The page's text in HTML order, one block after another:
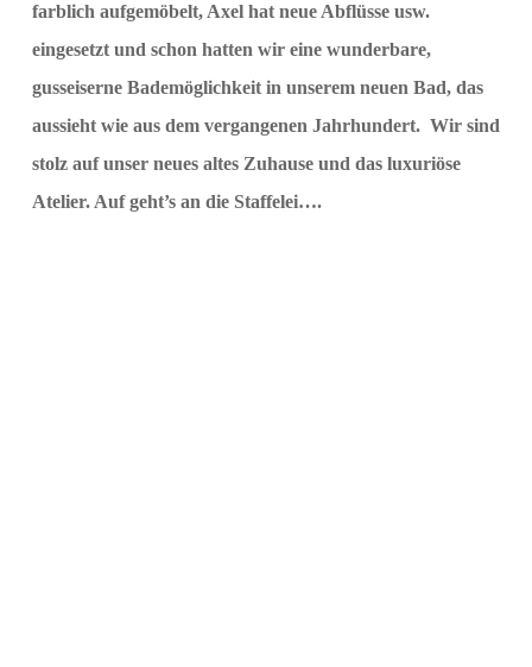
farblich aufgemöbelt, Axel hat neue Abflüsse usw.
eingesetzt und schon hatten wir eine wunderbare,
gusseiserne Bademöglichkeit in unserem neuen Bad, das
aussieht wie aus dem vergangenen Jahrhundert. Wir sind
stolz auf unser neues altes Zuhause und das luxuriöse
Atelier. Auf geht’s an die Staffelei….